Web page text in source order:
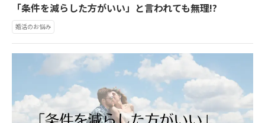
「条件を減らした方がいい」と言われても無理!?
婚活のお悩み